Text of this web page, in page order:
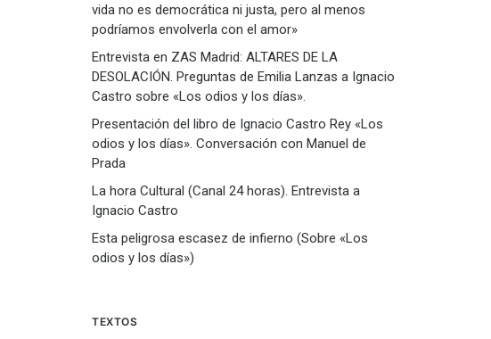
vida no es democrática ni justa, pero al menos
podríamos envolverla con el amor»
Entrevista en ZAS Madrid: ALTARES DE LA
DESOLACIÓN. Preguntas de Emilia Lanzas a Ignacio
Castro sobre «Los odios y los días».
Presentación del libro de Ignacio Castro Rey «Los
odios y los días». Conversación con Manuel de
Prada
La hora Cultural (Canal 24 horas). Entrevista a
Ignacio Castro
Esta peligrosa escasez de infierno (Sobre «Los
odios y los días»)
TEXTOS